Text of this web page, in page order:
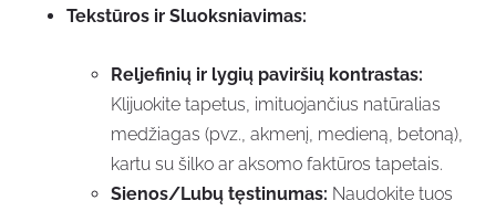
Tekstūros ir Sluoksniavimas:
Reljefinių ir lygių paviršių kontrastas:
Klijuokite tapetus, imituojančius natūralias
medžiagas (pvz., akmenį, medieną, betoną),
kartu su šilko ar aksomo faktūros tapetais.
Sienos/Lubų tęstinumas: Naudokite tuos